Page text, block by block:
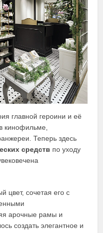
главной героини и её
кинофильме,
Теперь здесь
средств по уходу
цвет, сочетая его с
арочные рамы и
создать элегантное и